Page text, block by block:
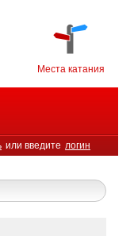
Места катания
или введите логин